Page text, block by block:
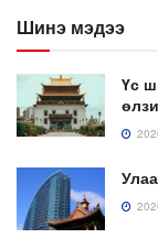
Шинэ мэдээ
Үс